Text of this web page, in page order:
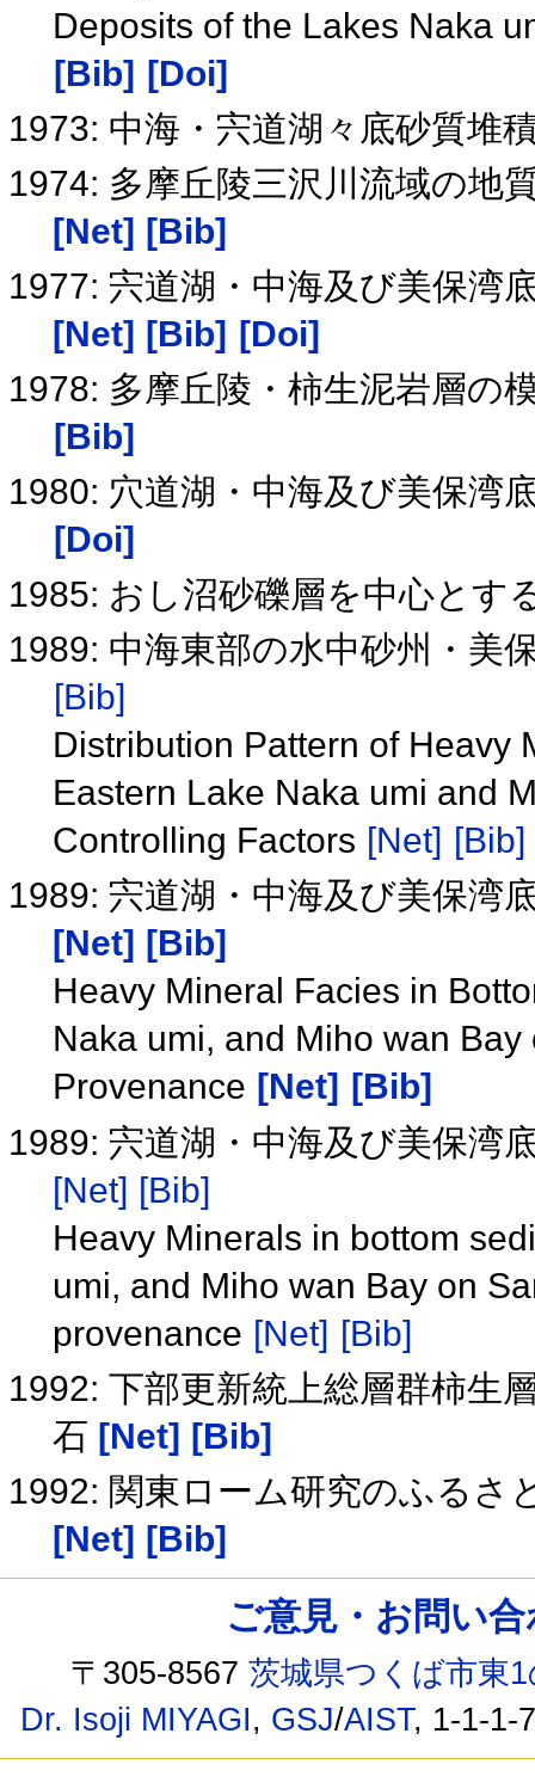
Deposits of the Lakes Naka
[Bib]
[Doi]
1973: 中海・宍道湖々底砂質堆
1974: 多摩丘陵三沢川流域の地
[Net] [Bib]
1977: 宍道湖・中海及び美保湾
[Net] [Bib]
[Doi]
1978: 多摩丘陵・柿生泥岩層の
[Bib]
1980: 穴道湖・中海及び美保湾
[Doi]
1985: おし沼砂礫層を中心とす
1989: 中海東部の水中砂州・美
[Bib]
Distribution Pattern of Heavy
Eastern Lake Naka umi and
Controlling Factors [Net] [Bib]
1989: 宍道湖・中海及び美保湾
[Net] [Bib]
Heavy Mineral Facies in
Naka umi, and Miho wan
Provenance [Net]
[Bib]
1989: 宍道湖・中海及び美保湾
[Net] [Bib]
Heavy Minerals in bottom
umi, and Miho wan Bay on
provenance [Net] [Bib]
1992: 下部更新統上総層群柿生
石 [Net] [Bib]
1992: 関東ローム研究のふるさ
[Net] [Bib]
ご意見・お問い
〒305-8567茨城県つくば市東
Dr. Isoji MIYAGI, GSJ/AIST, 1-1-1-